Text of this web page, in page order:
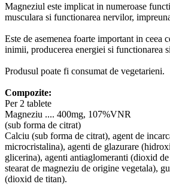
Magneziul este implicat in numeroase
musculara si functionarea nervilor,
Este de asemenea foarte important in ceea
inimii, producerea energiei si functionarea
Produsul poate fi consumat de vegetarieni.
Compozite:
Per 2 tablete
Magneziu .... 400mg, 107%VNR
(sub forma de citrat)
Calciu (sub forma de citrat), agent de
microcristalina), agenti de glazurare
glicerina), agenti antiaglomeranti (dioxid
stearat de magneziu de origine vegetala),
(dioxid de titan).